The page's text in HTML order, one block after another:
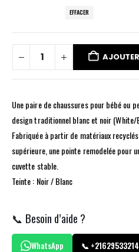
EFFACER
Une paire de chaussures pour bébé ou
design traditionnel blanc et noir
Fabriquée à partir de matériaux
supérieure, une pointe remodelée pour
cuvette stable.
Teinte : Noir / Blanc
📞 Besoin d’aide ?
WhatsApp 📞 +21629533214